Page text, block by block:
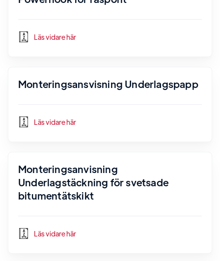
Läs vidare här
Monteringsansvisning Underlagspapp
Läs vidare här
Monteringsanvisning
Underlagstäckning för svetsade
bitumentätskikt
Läs vidare här